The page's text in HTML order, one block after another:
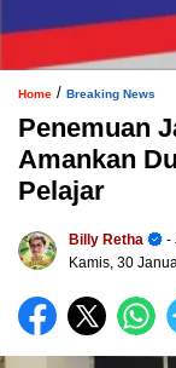
Home / Breaking News
Penemuan
Amankan
Pelajar
Billy Retha
-
Kamis, 30